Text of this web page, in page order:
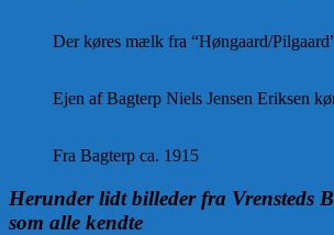
Der køres mælk fra “Høngaard/
Ejen af Bagterp Niels Jensen Eriksen
Fra Bagterp ca. 1915
Herunder lidt billeder fra Vrensteds
som alle kendte